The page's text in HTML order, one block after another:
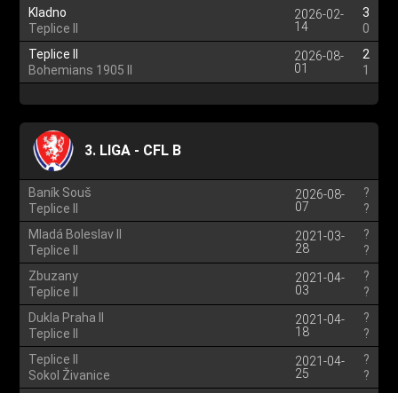
Kladno
Teplice II
2026-02-
14
3
0
Teplice II
Bohemians 1905 II
2026-08-
01
2
1
3. LIGA - CFL B
Baník Souš
Teplice II
2026-08-
07
?
?
Mladá Boleslav II
Teplice II
2021-03-
28
?
?
Zbuzany
Teplice II
2021-04-
03
?
?
Dukla Praha II
Teplice II
2021-04-
18
?
?
Teplice II
Sokol Živanice
2021-04-
25
?
?